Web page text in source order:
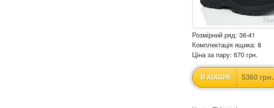
Розмірний ряд: 36-41
Комплектація ящика: 8
Ціна за пару: 670 грн.
В КОШИК 5360 грн.